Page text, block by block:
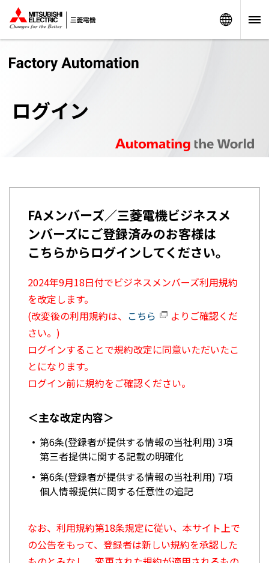
ログイン
FAメンバーズ／三菱電機ビジネスメ
ンバーズにご登録済みのお客様は
こちらからログインしてください。
2024年9月18日付でビジネスメンバーズ利用規約
を改定します。
(改変後の利用規約は、 こちら
よりご確認くだ
さい。)
ログインすることで規約改定に同意いただいたこ
とになります。
ログイン前に規約をご確認ください。
＜主な改定内容＞
第6条(登録者が提供する情報の当社利用) 3項
第三者提供に関する記載の明確化
第6条(登録者が提供する情報の当社利用) 7項
個人情報提供に関する任意性の追記
なお、利用規約第18条規定に従い、本サイト上で
の公告をもって、登録者は新しい規約を承認した